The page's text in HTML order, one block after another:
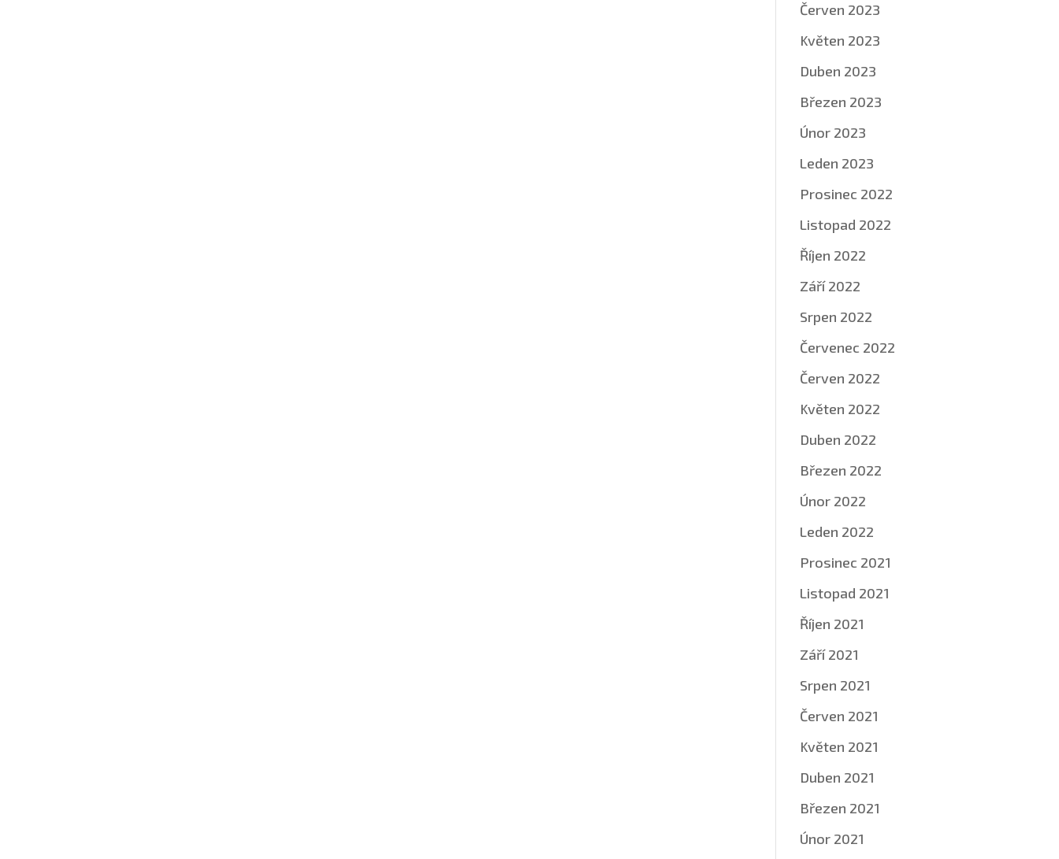
Červen 2023
Květen 2023
Duben 2023
Březen 2023
Únor 2023
Leden 2023
Prosinec 2022
Listopad 2022
Říjen 2022
Září 2022
Srpen 2022
Červenec 2022
Červen 2022
Květen 2022
Duben 2022
Březen 2022
Únor 2022
Leden 2022
Prosinec 2021
Listopad 2021
Říjen 2021
Září 2021
Srpen 2021
Červen 2021
Květen 2021
Duben 2021
Březen 2021
Únor 2021